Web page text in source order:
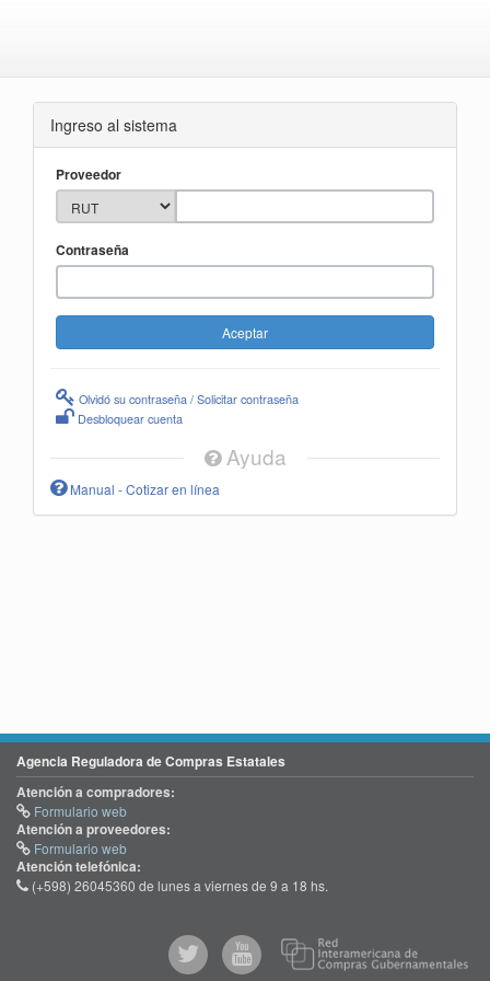
Ingreso al sistema
Proveedor
Contraseña
Olvidó su contraseña / Solicitar contraseña
Desbloquear cuenta
Ayuda
Manual - Cotizar en línea
Agencia Reguladora de Compras Estatales
Atención a compradores:
Formulario web
Atención a proveedores:
Formulario web
Atención telefónica:
(+598) 26045360 de lunes a viernes de 9 a 18 hs.
@comprasgubuy
ACCE